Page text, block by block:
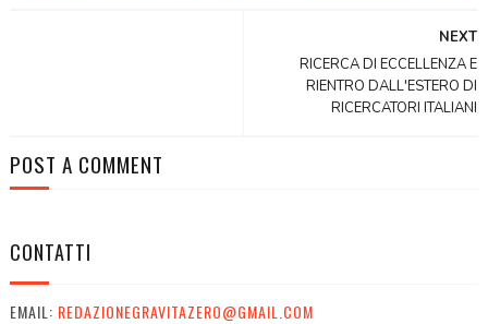
NEXT
RICERCA DI ECCELLENZA E
RIENTRO DALL'ESTERO DI
RICERCATORI ITALIANI
POST A COMMENT
CONTATTI
EMAIL: REDAZIONEGRAVITAZERO@GMAIL.COM